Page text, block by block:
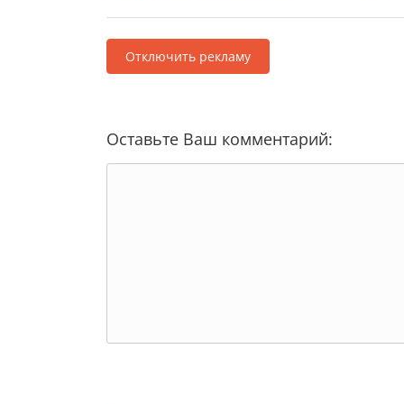
Отключить рекламу
Оставьте Ваш комментарий: